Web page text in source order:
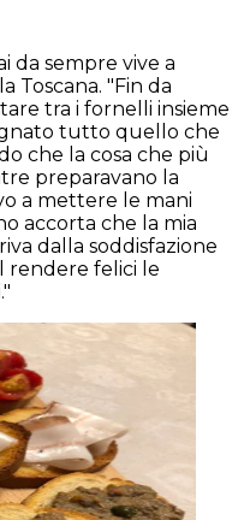
da sempre vive a
Toscana. "Fin da
tra i fornelli insieme
tutto quello che
che la cosa che più
preparavano la
a mettere le mani
accorta che la mia
dalla soddisfazione
rendere felici le